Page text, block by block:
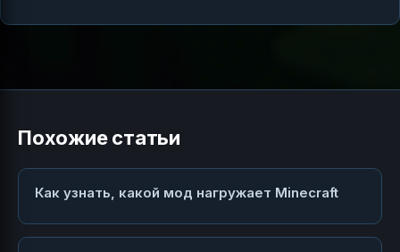
Похожие статьи
Как узнать, какой мод нагружает Minecraft